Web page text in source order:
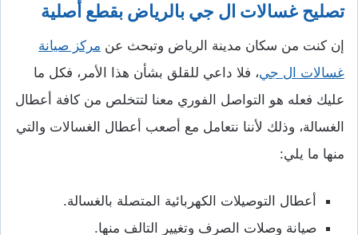
تصليح غسالات ال جي بالرياض بقطع أصلية
إن كنت من سكان مدينة الرياض وتبحث عن مركز صيانة
غسالات ال جي، فلا داعي للقلق بشأن هذا الأمر، فكل ما
عليك فعله هو التواصل الفوري معنا لتتخلص من كافة أعطال
الغسالة، وذلك لأننا نتعامل مع أصعب أعطال الغسالات والتي
منها ما يلي:
أعطال التوصيلات الكهربائية المتصلة بالغسالة.
صيانة وصلات الصرف وتغيير التالف منها.